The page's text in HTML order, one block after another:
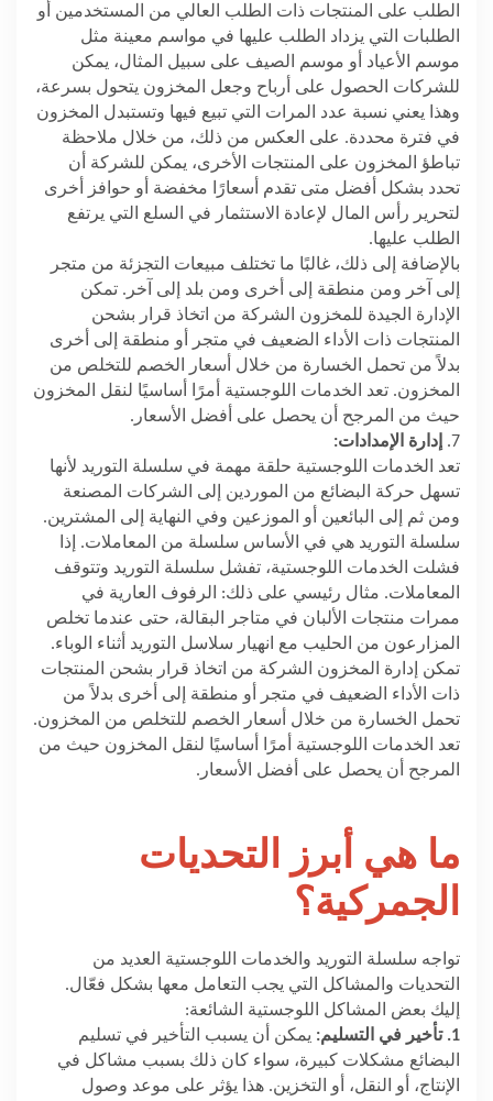
الطلب على المنتجات ذات الطلب العالي من المستخدمين أو
الطلبات التي يزداد الطلب عليها في مواسم معينة مثل
موسم الأعياد أو موسم الصيف على سبيل المثال، يمكن
للشركات الحصول على أرباح وجعل المخزون يتحول بسرعة،
وهذا يعني نسبة عدد المرات التي تبيع فيها وتستبدل المخزون
في فترة محددة. على العكس من ذلك، من خلال ملاحظة
تباطؤ المخزون على المنتجات الأخرى، يمكن للشركة أن
تحدد بشكل أفضل متى تقدم أسعارًا مخفضة أو حوافز أخرى
لتحرير رأس المال لإعادة الاستثمار في السلع التي يرتفع
الطلب عليها.
بالإضافة إلى ذلك، غالبًا ما تختلف مبيعات التجزئة من متجر
إلى آخر ومن منطقة إلى أخرى ومن بلد إلى آخر. تمكن
الإدارة الجيدة للمخزون الشركة من اتخاذ قرار بشحن
المنتجات ذات الأداء الضعيف في متجر أو منطقة إلى أخرى
بدلاً من تحمل الخسارة من خلال أسعار الخصم للتخلص من
المخزون. تعد الخدمات اللوجستية أمرًا أساسيًا لنقل المخزون
حيث من المرجح أن يحصل على أفضل الأسعار.
7. إدارة الإمدادات:
تعد الخدمات اللوجستية حلقة مهمة في سلسلة التوريد لأنها
تسهل حركة البضائع من الموردين إلى الشركات المصنعة
ومن ثم إلى البائعين أو الموزعين وفي النهاية إلى المشترين.
سلسلة التوريد هي في الأساس سلسلة من المعاملات. إذا
فشلت الخدمات اللوجستية، تفشل سلسلة التوريد وتتوقف
المعاملات. مثال رئيسي على ذلك: الرفوف العارية في
ممرات منتجات الألبان في متاجر البقالة، حتى عندما تخلص
المزارعون من الحليب مع انهيار سلاسل التوريد أثناء الوباء.
تمكن إدارة المخزون الشركة من اتخاذ قرار بشحن المنتجات
ذات الأداء الضعيف في متجر أو منطقة إلى أخرى بدلاً من
تحمل الخسارة من خلال أسعار الخصم للتخلص من المخزون.
تعد الخدمات اللوجستية أمرًا أساسيًا لنقل المخزون حيث من
المرجح أن يحصل على أفضل الأسعار.
ما هي أبرز التحديات
الجمركية؟
تواجه سلسلة التوريد والخدمات اللوجستية العديد من
التحديات والمشاكل التي يجب التعامل معها بشكل فعّال.
إليك بعض المشاكل اللوجستية الشائعة:
1. تأخير في التسليم:
يمكن أن يسبب التأخير في تسليم
البضائع مشكلات كبيرة، سواء كان ذلك بسبب مشاكل في
الإنتاج، أو النقل، أو التخزين. هذا يؤثر على موعد وصول